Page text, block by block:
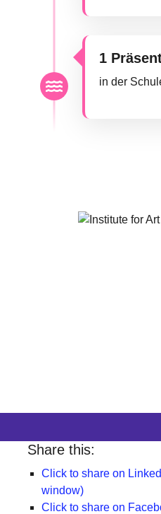
1
in der
Share this:
Click to share on
window)
Click to share on